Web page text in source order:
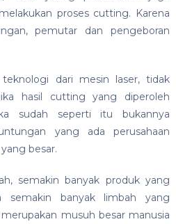
proses cutting. Karena
pemutar dan pengeboran
dari mesin laser, tidak
hasil cutting yang diperoleh
sudah seperti itu bukannya
yang ada perusahaan
besar.
semakin banyak produk yang
semakin banyak limbah yang
musuh besar manusia